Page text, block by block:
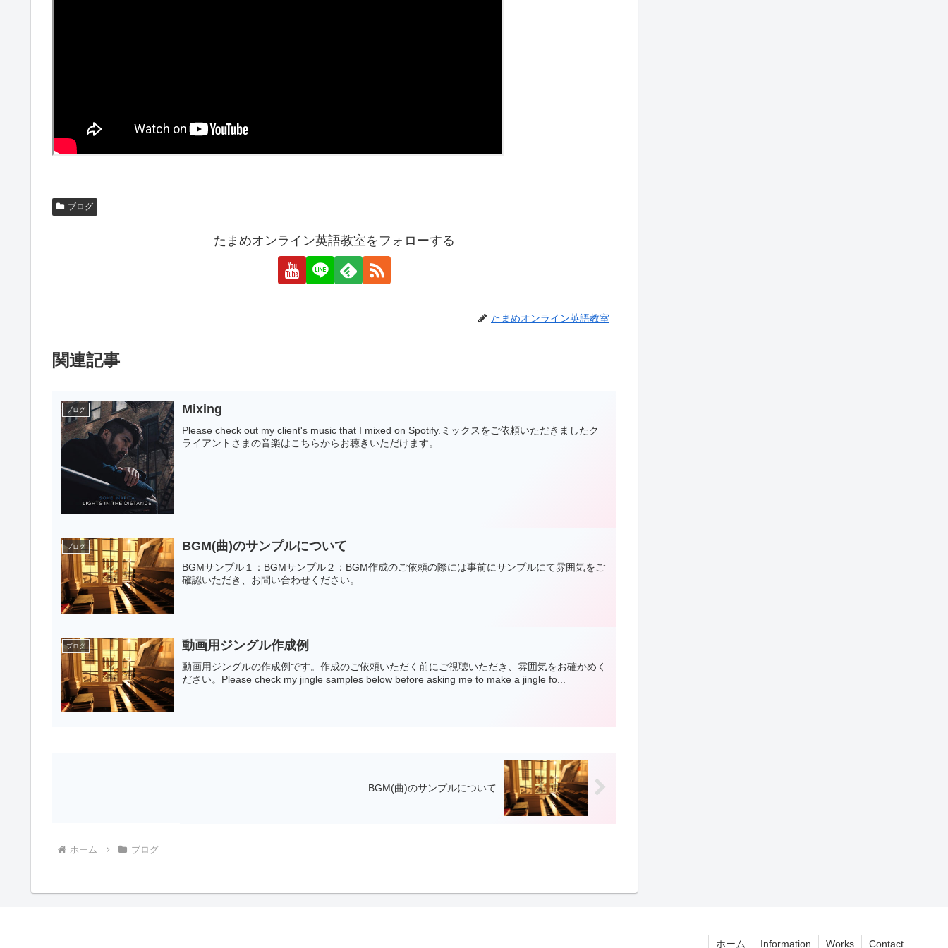
ブログ
たまめオンライン英語教室をフォローする
たまめオンライン英語教室
関連記事
ブログ Mixing
Please check out my client's music that I mixed on Spotify.ミックスをご依頼いただきましたク
ライアントさまの音楽はこちらからお聴きいただけます。
ブログ BGM(曲)のサンプルについて
BGMサンプル１：BGMサンプル２：BGM作成のご依頼の際には事前にサンプルにて雰囲気をご
確認いただき、お問い合わせください。
ブログ 動画用ジングル作成例
動画用ジングルの作成例です。作成のご依頼いただく前にご視聴いただき、雰囲気をお確かめく
ださい。Please check my jingle samples below before asking me to make a jingle fo...
BGM(曲)のサンプルについて
ホーム ブログ
ホーム Information Works Contact